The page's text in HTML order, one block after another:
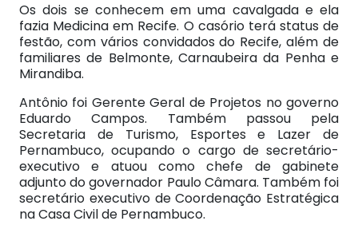
Os dois se conhecem em uma cavalgada e ela
fazia Medicina em Recife. O casório terá status de
festão, com vários convidados do Recife, além de
familiares de Belmonte, Carnaubeira da Penha e
Mirandiba.
Antônio foi Gerente Geral de Projetos no governo
Eduardo Campos. Também passou pela
Secretaria de Turismo, Esportes e Lazer de
Pernambuco, ocupando o cargo de secretário-
executivo e atuou como chefe de gabinete
adjunto do governador Paulo Câmara. Também foi
secretário executivo de Coordenação Estratégica
na Casa Civil de Pernambuco.